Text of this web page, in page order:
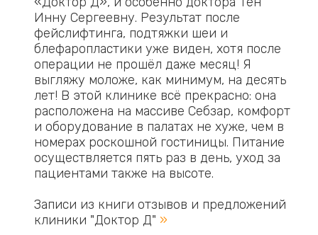
Инну Сергеевну. Результат после
фейслифтинга, подтяжки шеи и
блефаропластики уже виден, хотя после
операции не прошёл даже месяц! Я
выгляжу моложе, как минимум, на десять
лет! В этой клинике всё прекрасно: она
расположена на массиве Себзар, комфорт
и оборудование в палатах не хуже, чем в
номерах роскошной гостиницы. Питание
осуществляется пять раз в день, уход за
пациентами также на высоте.
Записи из книги отзывов и предложений
клиники "Доктор Д" »